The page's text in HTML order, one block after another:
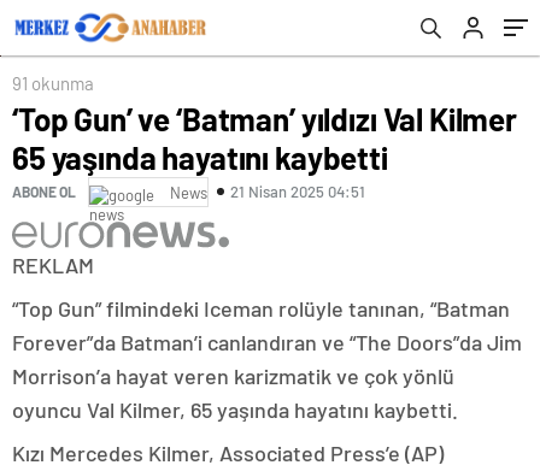
91 okunma
‘Top Gun’ ve ‘Batman’ yıldızı Val Kilmer
65 yaşında hayatını kaybetti
ABONE OL News 21 Nisan 2025 04:51
REKLAM
“Top Gun” filmindeki Iceman rolüyle tanınan, “Batman
Forever”da Batman’i canlandıran ve “The Doors”da Jim
Morrison’a hayat veren karizmatik ve çok yönlü
oyuncu Val Kilmer, 65 yaşında hayatını kaybetti.
Kızı Mercedes Kilmer, Associated Press’e (AP)